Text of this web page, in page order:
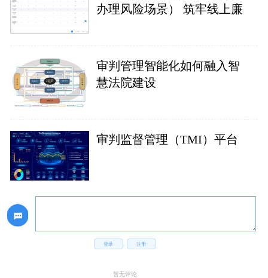
办理风险场景） 筑牢线上廉
审判管理智能化如何融入智
慧法院建设
审判监督管理（TMI）平台
登录 注册
暂无评论